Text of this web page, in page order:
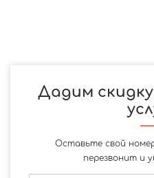
Дадим
Оставьте свой
перезвонит и